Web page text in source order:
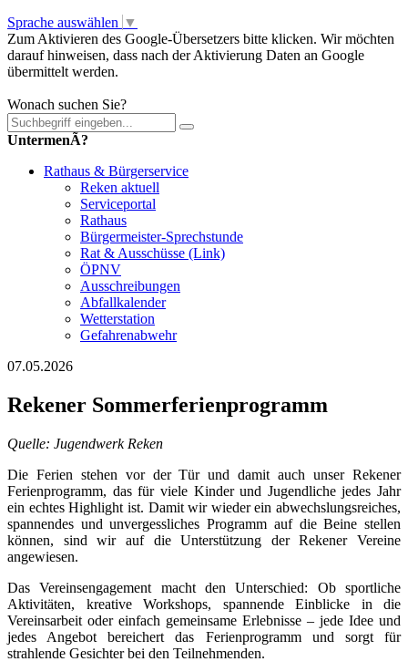
Sprache auswählen ▼
Zum Aktivieren des Google-Übersetzers bitte klicken. Wir möchten
darauf hinweisen, dass nach der Aktivierung Daten an Google
übermittelt werden.
Wonach suchen Sie?
UntermenÃ?
Rathaus & Bürgerservice
Reken aktuell
Serviceportal
Rathaus
Bürgermeister-Sprechstunde
Rat & Ausschüsse (Link)
ÖPNV
Ausschreibungen
Abfallkalender
Wetterstation
Gefahrenabwehr
07.05.2026
Rekener Sommerferienprogramm
Quelle: Jugendwerk Reken
Die Ferien stehen vor der Tür und damit auch unser Rekener
Ferienprogramm, das für viele Kinder und Jugendliche jedes Jahr
ein echtes Highlight ist. Damit wir wieder ein abwechslungsreiches,
spannendes und unvergessliches Programm auf die Beine stellen
können, sind wir auf die Unterstützung der Rekener Vereine
angewiesen.
Das Vereinsengagement macht den Unterschied: Ob sportliche
Aktivitäten, kreative Workshops, spannende Einblicke in die
Vereinsarbeit oder einfach gemeinsame Erlebnisse – jede Idee und
jedes Angebot bereichert das Ferienprogramm und sorgt für
strahlende Gesichter bei den Teilnehmenden.